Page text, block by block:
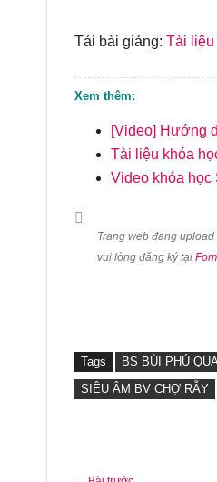
Tải bài giảng: Tài liệu
Xem thêm:
[Video] Hướng
Tài liệu khóa
Video khóa học
Trang web đang
vui lòng đăng ký tại
Tags BS BÙI PHÚ
SIÊU ÂM BV CHỢ RẪY